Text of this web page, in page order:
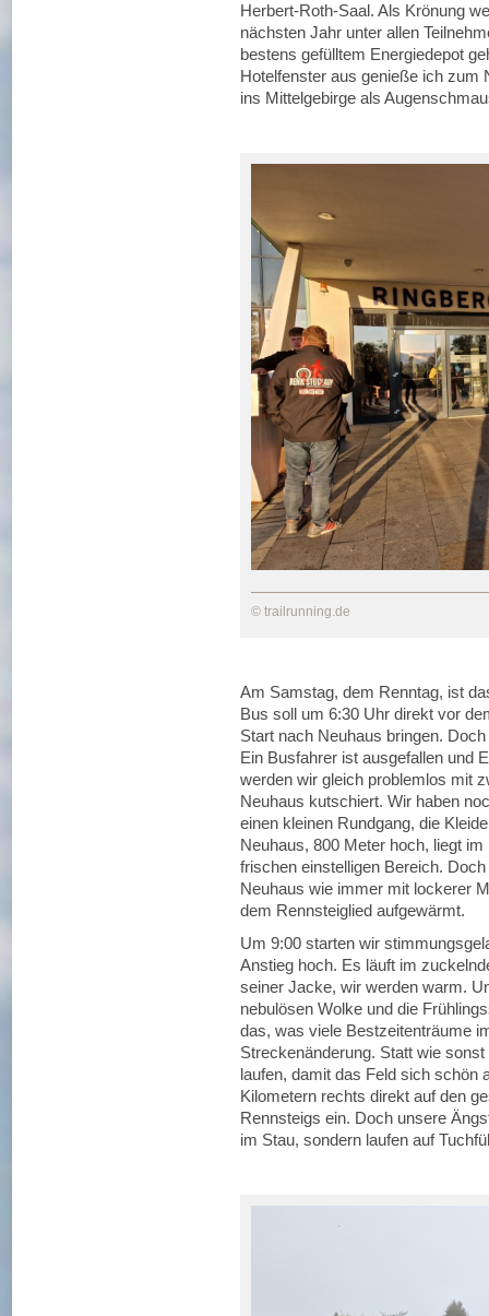
Herbert-Roth-Saal. Als Krönung
nächsten Jahr unter allen
bestens gefülltem Energiedepot
Hotelfenster aus genieße ich zum
ins Mittelgebirge als
© trailrunning.de
Am Samstag, dem Renntag, ist
Bus soll um 6:30 Uhr direkt vor
Start nach Neuhaus bringen.
Ein Busfahrer ist ausgefallen und
werden wir gleich problemlos mit
Neuhaus kutschiert. Wir haben
einen kleinen Rundgang, die
Neuhaus, 800 Meter hoch, liegt
frischen einstelligen Bereich.
Neuhaus wie immer mit lockerer
dem Rennsteiglied aufgewärmt.
Um 9:00 starten wir
Anstieg hoch. Es läuft im
seiner Jacke, wir werden warm.
nebulösen Wolke und die
das, was viele Bestzeitenträume
Streckenänderung. Statt wie
laufen, damit das Feld sich schön
Kilometern rechts direkt auf den
Rennsteigs ein. Doch unsere
im Stau, sondern laufen auf